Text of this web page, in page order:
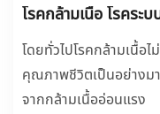
โรคกล้ามเนื้อ โรคร
โดยทั่วไปโรคกล้ามเนื้อ
คุณภาพชีวิตเป็นอย่างมา
จากกล้ามเนื้ออ่อนแรง